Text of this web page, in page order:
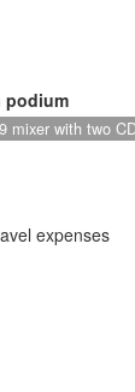
podium
mixer with two
expenses